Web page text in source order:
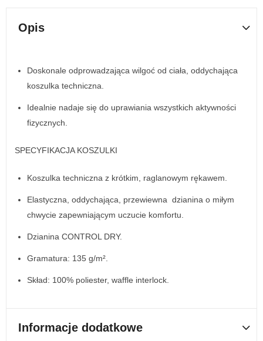
Opis
Doskonale odprowadzająca wilgoć od ciała, oddychająca
koszulka techniczna.
Idealnie nadaje się do uprawiania wszystkich aktywności
fizycznych.
SPECYFIKACJA KOSZULKI
Koszulka techniczna z krótkim, raglanowym rękawem.
Elastyczna, oddychająca, przewiewna dzianina o miłym
chwycie zapewniającym uczucie komfortu.
Dzianina CONTROL DRY.
Gramatura: 135 g/m².
Skład: 100% poliester, waffle interlock.
Informacje dodatkowe